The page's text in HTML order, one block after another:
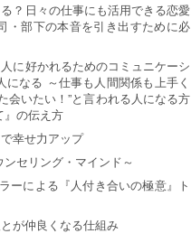
？日々の仕事にも活用できる恋愛
・部下の本音を引き出すために必
に好かれるためのコミュニケーシ
になる ～仕事も人間関係も上手く
会いたい！”と言われる人になる方
』の伝え方
幸せ力アップ
セリング・マインド～
ーによる『人付き合いの極意』ト
が仲良くなる仕組み